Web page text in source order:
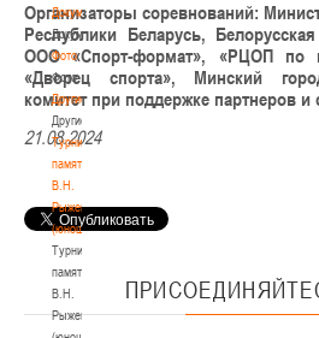
Документы
Документы
Фото
Фото
Другие
Другие
Турнир
памяти
В.Н.
Рыженкова
(юноши)
Турнир
памяти
В.Н.
Рыженкова
Организаторы соревнований:
Республики Беларусь,
ООО «Спорт-формат», «РЦОП по
«Дворец спорта», Минский
комитет при поддержке партнеров и
21.08.2024